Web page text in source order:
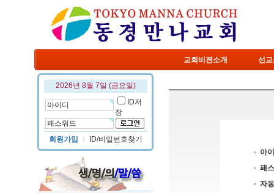
교회비젼소개 선
2026년 8월 7일 (금요일)
ID저
장
회원가입 ID/비밀번호찾기
아
패
자